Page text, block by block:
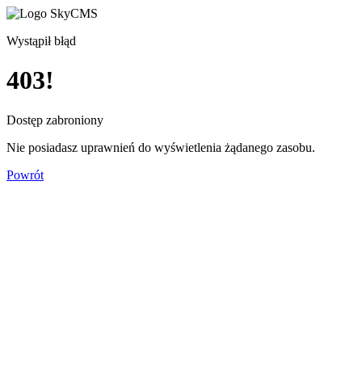
Wystąpił błąd
403!
Dostęp zabroniony
Nie posiadasz uprawnień do wyświetlenia żądanego zasobu.
Powrót